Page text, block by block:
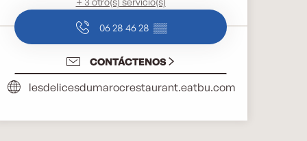
06 28 46 28 ▒▒
CONTÁCTENOS
lesdelicesdumarocrestaurant.eatbu.com